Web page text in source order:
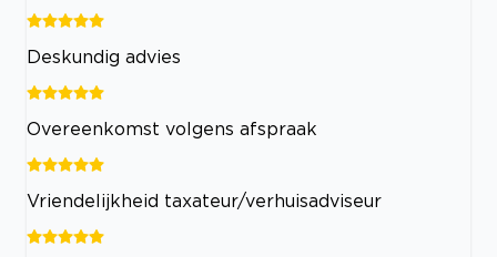
Deskundig advies
Overeenkomst volgens afspraak
Vriendelijkheid taxateur/verhuisadviseur